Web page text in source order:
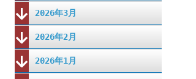
2026年3月
2026年2月
2026年1月